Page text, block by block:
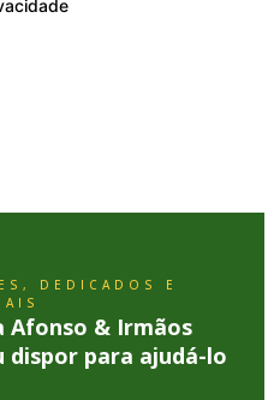
DEDICADOS E
Afonso & Irmãos
dispor para ajudá-lo